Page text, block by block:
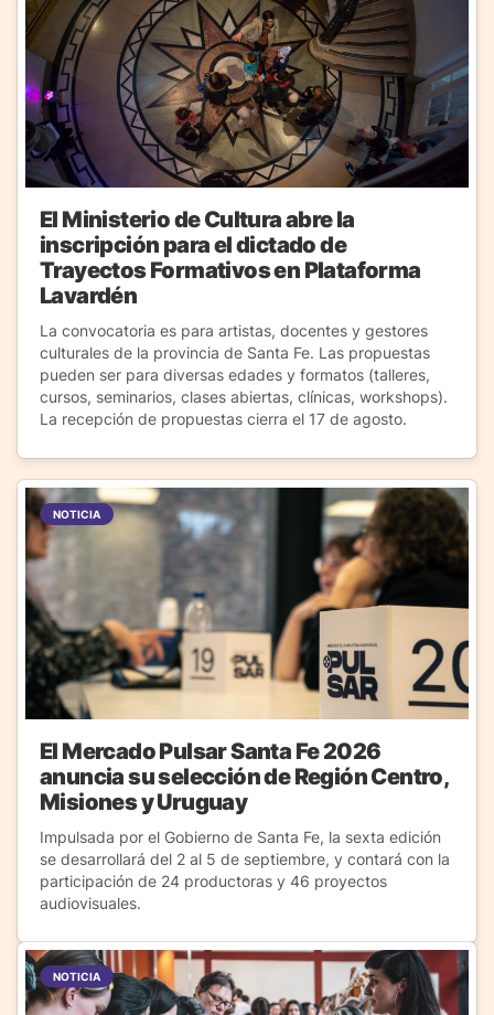
El Ministerio de Cultura abre la
inscripción para el dictado de
Trayectos Formativos en Plataforma
Lavardén
La convocatoria es para artistas, docentes y gestores
culturales de la provincia de Santa Fe. Las propuestas
pueden ser para diversas edades y formatos (talleres,
cursos, seminarios, clases abiertas, clínicas, workshops).
La recepción de propuestas cierra el 17 de agosto.
NOTICIA
El Mercado Pulsar Santa Fe 2026
anuncia su selección de Región Centro,
Misiones y Uruguay
Impulsada por el Gobierno de Santa Fe, la sexta edición
se desarrollará del 2 al 5 de septiembre, y contará con la
participación de 24 productoras y 46 proyectos
audiovisuales.
NOTICIA